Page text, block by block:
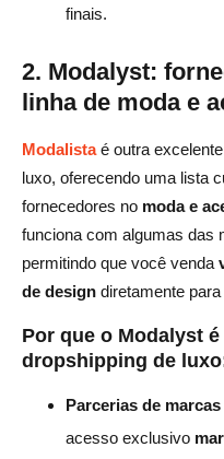
finais.
2. Modalyst:
linha de moda e
Modalistaé outra
luxo, oferecendo uma lista
fornecedores no moda e
funciona com algumas das
permitindo que você venda
de design diretamente
Por que o Modalyst
dropshipping de
Parcerias de
acesso exclusivo